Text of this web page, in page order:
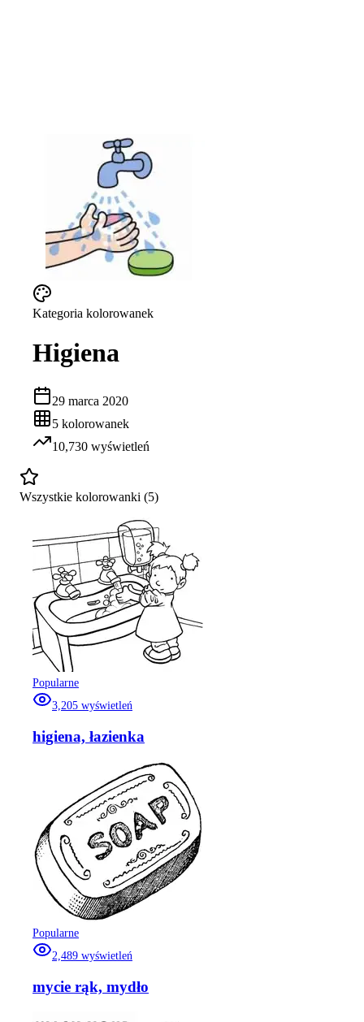
Kategoria kolorowanek
Higiena
29 marca 2020
5 kolorowanek
10,730 wyświetleń
Wszystkie kolorowanki (5)
Popularne
3,205 wyświetleń
higiena, łazienka
Popularne
2,489 wyświetleń
mycie rąk, mydło